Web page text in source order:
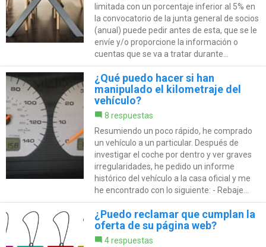
limitada con un porcentaje inferior al 5% en
la convocatorio de la junta general de socios
(anual) puede pedir antes de esta, que se le
envíe y/o proporcione la información o
cuentas que se va a tratar durante...
¿Qué puedo hacer si han
manipulado el kilometraje del
vehículo?
8 respuestas
Resumiendo un poco rápido, he comprado
un vehículo a un particular. Después de
investigar el coche por dentro y ver graves
irregularidades, he pedido un informe
histórico del vehículo a la casa oficial y me
he encontrado con lo siguiente: - Rebaje...
¿Puedo reclamar que cumplan la
oferta de su página web?
4 respuestas